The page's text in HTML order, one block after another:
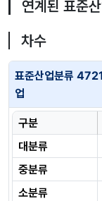
연계된 표준
차수
표준산업분류
업
구분
대분류
중분류
소분류